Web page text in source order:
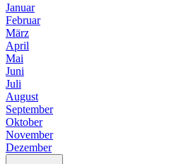
Januar
Februar
März
April
Mai
Juni
Juli
August
September
Oktober
November
Dezember